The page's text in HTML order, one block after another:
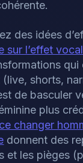
des idées
sur l’effet
qui
shorts,
de basculer
plus
changer
donnent des
et les pièges